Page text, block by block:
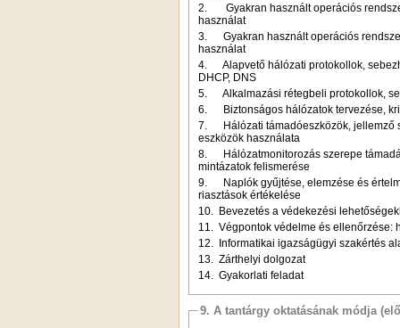
2. Gyakran használt operációs
használat
3. Gyakran használt operációs
használat
4. Alapvető hálózati protokollok,
DHCP, DNS
5. Alkalmazási rétegbeli protokollok,
6. Biztonságos hálózatok tervezése,
7. Hálózati támadóeszközök, jellemző
eszközök használata
8. Hálózatmonitorozás szerepe
mintázatok felismerése
9. Naplók gyűjtése, elemzése és
riasztások értékelése
10. Bevezetés a védekezési
11. Végpontok védelme és ellenőrzése:
12. Informatikai igazságügyi szakértés
13. Zárthelyi dolgozat
14. Gyakorlati feladat
9. A tantárgy oktatásának módja